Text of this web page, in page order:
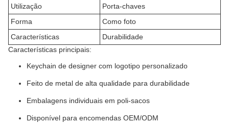
Utilização
Porta-chaves
Forma
Como foto
Características
Durabilidade
Características principais:
Keychain de designer com logotipo personalizado
Feito de metal de alta qualidade para durabilidade
Embalagens individuais em poli-sacos
Disponível para encomendas OEM/ODM